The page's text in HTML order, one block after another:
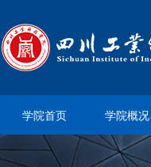
学院首页 学院概况